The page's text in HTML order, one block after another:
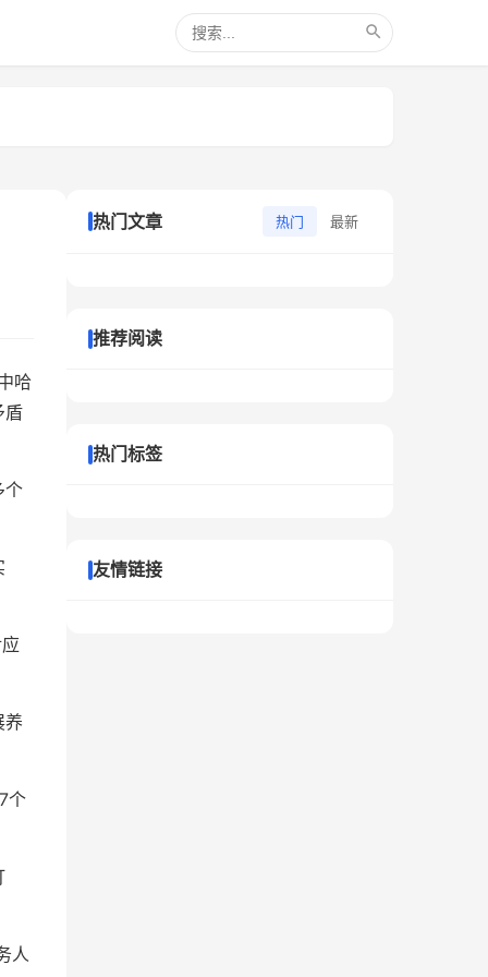
哈
盾
个
养
个
人
热门文章 热门 最新
推荐阅读
热门标签
友情链接